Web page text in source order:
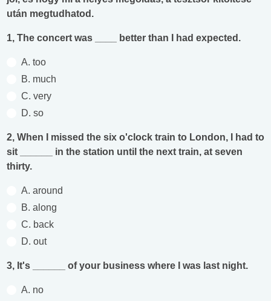
után megtudhatod.
1, The concert was ____ better than I had expected.
A. too
B. much
C. very
D. so
2, When I missed the six o'clock train to London, I had to
sit ______ in the station until the next train, at seven
thirty.
A. around
B. along
C. back
D. out
3, It's ______ of your business where I was last night.
A. no